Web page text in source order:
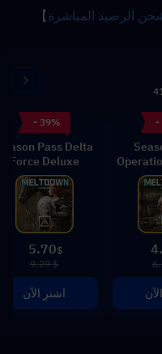
الرصيد المباشرة】
-
- 39%
Pass Delta
Force Deluxe
$
5.70
$ 9.29
اشترِ الآن